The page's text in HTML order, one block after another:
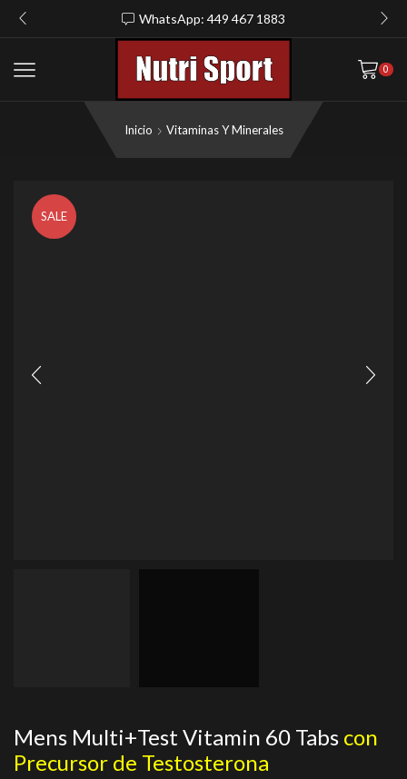
WhatsApp: 449 467 1883
0
Inicio Vitaminas Y Minerales
SALE
Mens Multi+Test Vitamin 60 Tabs con
Precursor de Testosterona